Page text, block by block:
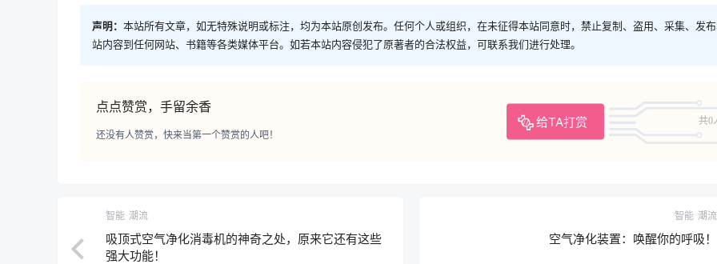
声明： 本站所有文章，如无特殊说明或标注，均为本站原创发布。任何个人或组织，在未征得本站同意时，禁止复制、盗用、采集、发
站内容到任何网站、书籍等各类媒体平台。如若本站内容侵犯了原著者的合法权益，可联系我们进行处理。
点点赞赏，手留余香
给TA打赏 共0
还没有人赞赏，快来当第一个赞赏的人吧！
智能 潮流
吸顶式空气净化消毒机的神奇之处，原来它还有这些
强大功能！
智能 潮流
空气净化装置：唤醒你的呼吸！